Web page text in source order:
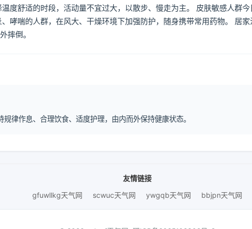
度舒适的时段，活动量不宜过大，以散步、慢走为主。 皮肤敏感人群今
哮喘的人群，在风大、干燥环境下加强防护，随身携带常用药物。 居家
摔倒。
作息、合理饮食、适度护理，由内而外保持健康状态。
友情链接
gfuwllkg天气网
scwuc天气网 ywgqb天气网 bbjpn天气网